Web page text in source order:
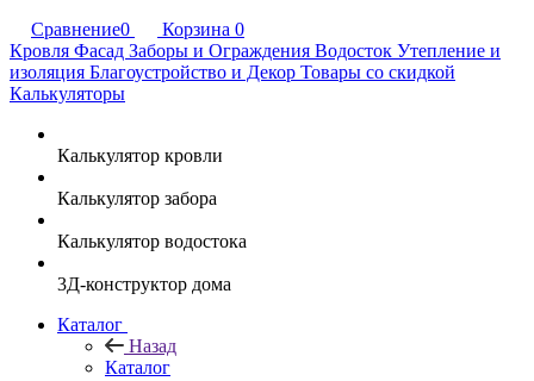
Сравнение0 Корзина 0
Кровля Фасад Заборы и Ограждения Водосток Утепление и
изоляция Благоустройство и Декор Товары со скидкой
Калькуляторы
Калькулятор кровли
Калькулятор забора
Калькулятор водостока
3Д-конструктор дома
Каталог
Назад
Каталог